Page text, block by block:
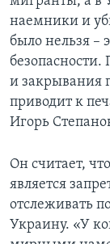
наемники и
было нельзя –
и закрывания
приводит к
Игорь
Он считает,
является
отслеживать
Украину. «У